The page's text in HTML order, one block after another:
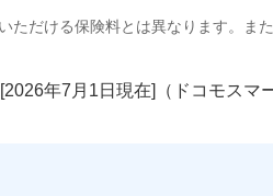
ただける保険料とは異なります。
年 月 日現在]（ドコモスマ